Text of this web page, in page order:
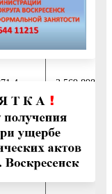
924 171,2
3 569 898,0
44 757,0